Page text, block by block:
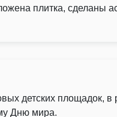
плитка, сделаны
детских
Дню мира.